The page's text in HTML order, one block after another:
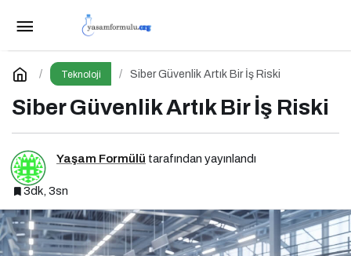
Teknoloji Siber Güvenlik Artık Bir İş Riski
Siber Güvenlik Artık Bir İş Riski
Yaşam Formülü tarafından yayınlandı
3dk, 3sn
Üretim Sektöründe Artan Tehditler
Yorum Yap